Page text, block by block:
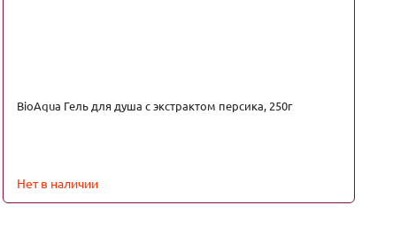
BioAqua Гель для душа с экстрактом персика, 250г
Нет в наличии